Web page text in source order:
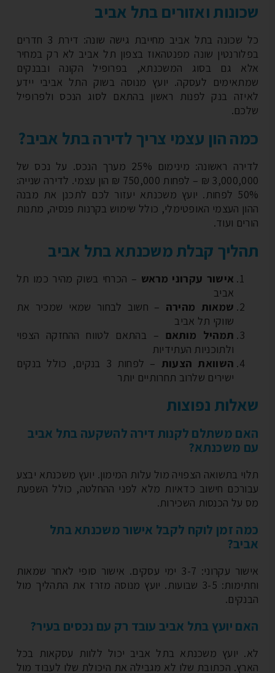
ואזורים בתל אביב
כל שכונה בתל אביב מחייבת גישה שונה: דירת 3 חדרים
שונה מפנטהאוז בצפון תל אביב לא רק במחיר
גם בסוג המשכנתא, בפרופיל הקונה ובבנקים
לעסקה. יועץ מנוסה בשוק התל אביבי יידע
בנק לפנות ראשון בהתאם לסוג הנכס ולפרופיל
הון עצמי צריך לדירה בתל אביב?
לדירה ראשונה: מינימום 25% מערך הנכס. על נכס של
3,000,000 ₪ – לפחות 750,000 ₪ הון עצמי. לדירה שנייה:
50% לפחות. יועץ משכנתא יעזור לכם לתכנן את מבנה
העצמי האופטימלי, כולל שימוש בקרנות פנסיה, מתנות
ועוד.
קבלת משכנתא בתל אביב
אישור עקרוני מראש– הכרחי בשוק מהיר כמו תל
שמאות מהירה– חשוב לבחור שמאי שמכיר את
שווקי תל אביב
תמהיל מותאם– בהתאם לטווח ההחזקה הצפוי
ולתוכניות העתידיות
השוואת הצעות
– לפחות 3 בנקים, כולל בנקים
ישירים שלרוב תחרותיים יותר
נפוצות
משתלם לקנות דירה להשקעה בתל אביב
משכנתא?
בתשואה הצפויה מול עלות המימון. יועץ משכנתא יבצע
חישוב כדאיות מלא לפני ההחלטה, כולל השפעת
על הכנסות השכירות.
זמן לוקח לקבל אישור משכנתא בתל
אישור עקרוני: 3-7 ימי עסקים. אישור סופי לאחר שמאות
וחתימות: 3-5 שבועות. יועץ מנוסה מזרז את התהליך מול
יועץ בתל אביב עובד רק עם נכסים בעיר?
יועץ משכנתא בתל אביב יכול ללוות עסקאות בכל
הכתובת שלו לא מגבילה את היכולת שלו לעבוד מול